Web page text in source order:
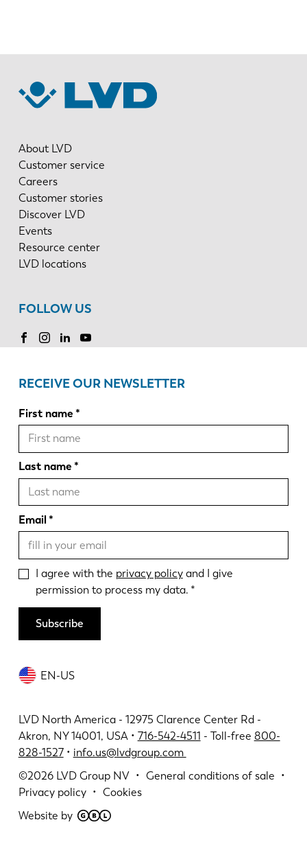
About LVD
Customer service
Careers
Customer stories
Discover LVD
Events
Resource center
LVD locations
FOLLOW US
EN-US
LVD North America - 12975 Clarence Center Rd -
Akron, NY 14001, USA • 716-542-4511 - Toll-free 800-
828-1527• info.us@lvdgroup.com
©2026 LVD Group NV
General conditions of sale
Privacy policy
Cookies
Website by
RECEIVE OUR NEWSLETTER
First name
Last name
Email
I agree with the privacy policyand I give
permission to process my data.
Subscribe